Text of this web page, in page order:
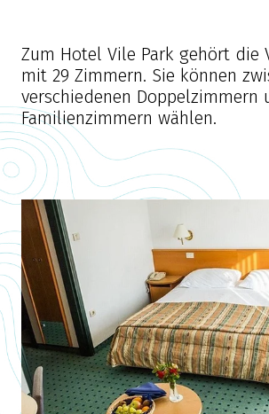
Zum Hotel Vile Park gehört die
mit 29 Zimmern. Sie können
verschiedenen Doppelzimmern
Familienzimmern wählen.